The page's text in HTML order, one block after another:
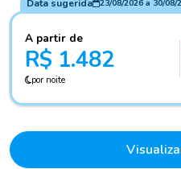
Data sugerida 23/08/2026a 30/08/
A partir de
R$ 1.482
por noite